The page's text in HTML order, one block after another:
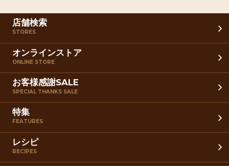
店舗検索
STORES
オンラインストア
ONLINE STORE
お客様感謝SALE
SPECIAL THANKS SALE
特集
FEATURES
レシピ
RECIPES